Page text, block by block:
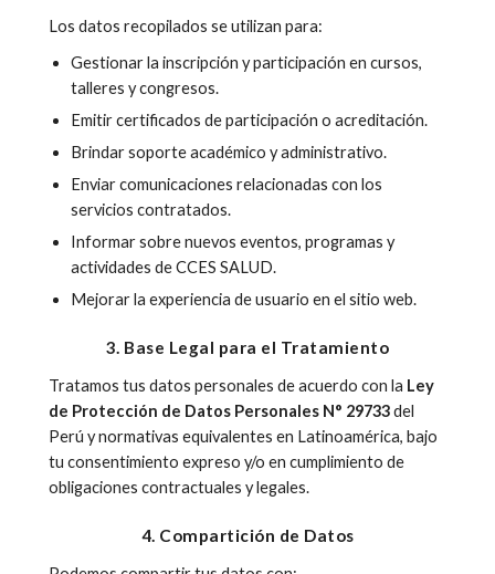
Los datos recopilados se utilizan para:
Gestionar la inscripción y participación en cursos,
talleres y congresos.
Emitir certificados de participación o acreditación.
Brindar soporte académico y administrativo.
Enviar comunicaciones relacionadas con los
servicios contratados.
Informar sobre nuevos eventos, programas y
actividades de CCES SALUD.
Mejorar la experiencia de usuario en el sitio web.
3. Base Legal para el Tratamiento
Tratamos tus datos personales de acuerdo con la Ley
de Protección de Datos Personales N° 29733del
Perú y normativas equivalentes en Latinoamérica, bajo
tu consentimiento expreso y/o en cumplimiento de
obligaciones contractuales y legales.
4. Compartición de Datos